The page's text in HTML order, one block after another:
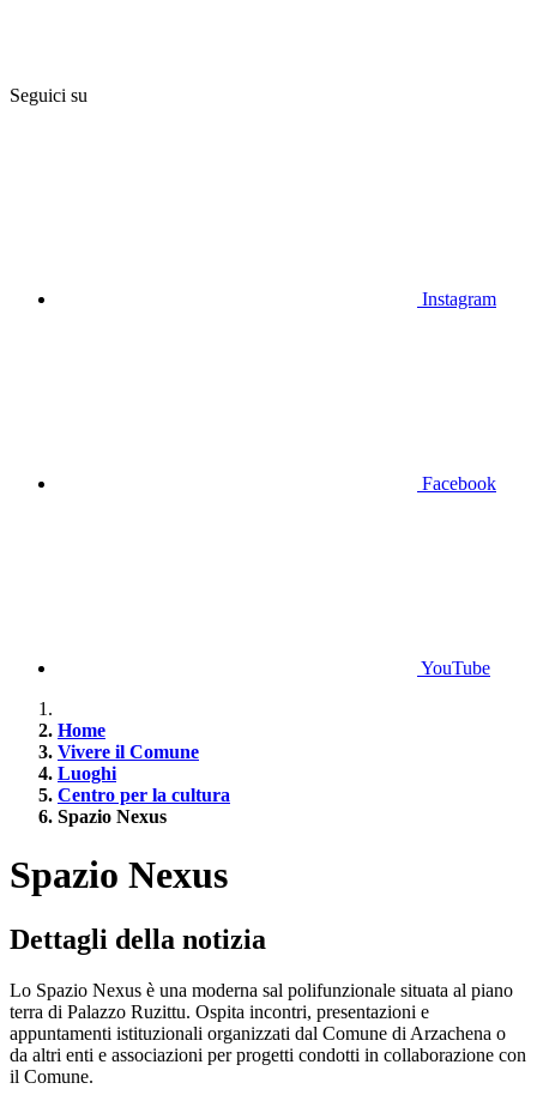
Seguici su
Instagram
Facebook
YouTube
Home
Vivere il Comune
Luoghi
Centro per la cultura
Spazio Nexus
Spazio Nexus
Dettagli della notizia
Lo Spazio Nexus è una moderna sal polifunzionale situata al piano
terra di Palazzo Ruzittu. Ospita incontri, presentazioni e
appuntamenti istituzionali organizzati dal Comune di Arzachena o
da altri enti e associazioni per progetti condotti in collaborazione con
il Comune.